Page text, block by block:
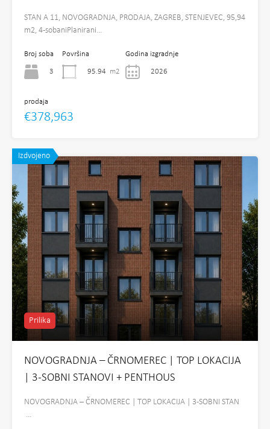
STAN A 11, NOVOGRADNJA, PRODAJA, ZAGREB, STENJEVEC, 95,94
m2, 4-sobaniPlanirani…
Broj soba
3
Površina
95.94 m2
Godina izgradnje
2026
prodaja
€378,963
Izdvojeno
Prilika
NOVOGRADNJA – ČRNOMEREC | TOP LOKACIJA
| 3-SOBNI STANOVI + PENTHOUS
NOVOGRADNJA – ČRNOMEREC | TOP LOKACIJA | 3-SOBNI STAN
…